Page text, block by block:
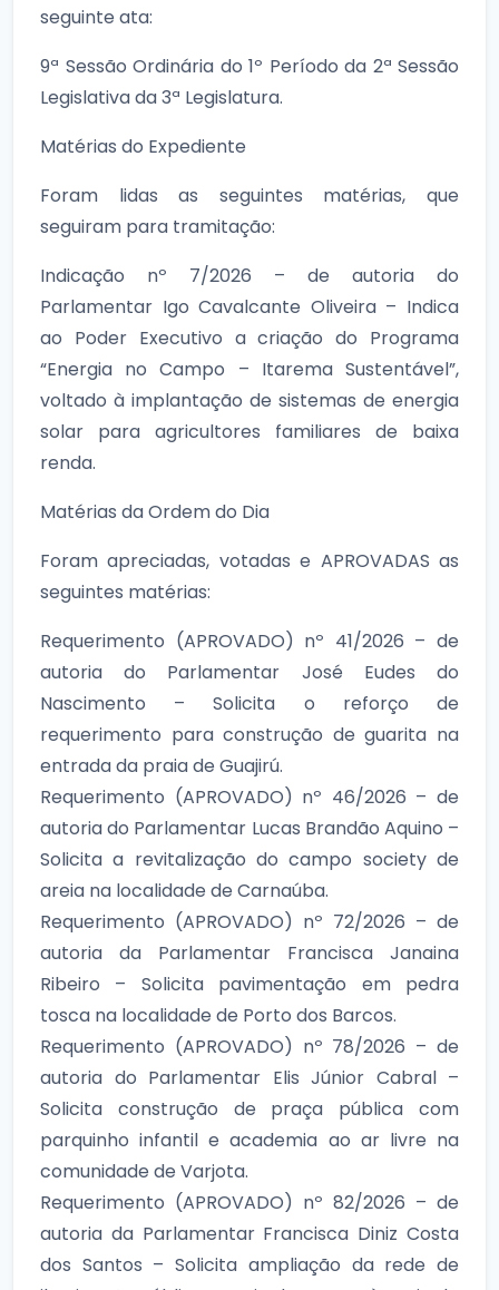
seguinte ata:
9ª Sessão Ordinária do 1º Período da 2ª Sessão
Legislativa da 3ª Legislatura.
Matérias do Expediente
Foram lidas as seguintes matérias, que
seguiram para tramitação:
Indicação nº 7/2026 – de autoria do
Parlamentar Igo Cavalcante Oliveira – Indica
ao Poder Executivo a criação do Programa
“Energia no Campo – Itarema Sustentável”,
voltado à implantação de sistemas de energia
solar para agricultores familiares de baixa
renda.
Matérias da Ordem do Dia
Foram apreciadas, votadas e APROVADAS as
seguintes matérias:
Requerimento (APROVADO) nº 41/2026 – de
autoria do Parlamentar José Eudes do
Nascimento – Solicita o reforço de
requerimento para construção de guarita na
entrada da praia de Guajirú.
Requerimento (APROVADO) nº 46/2026 – de
autoria do Parlamentar Lucas Brandão Aquino –
Solicita a revitalização do campo society de
areia na localidade de Carnaúba.
Requerimento (APROVADO) nº 72/2026 – de
autoria da Parlamentar Francisca Janaina
Ribeiro – Solicita pavimentação em pedra
tosca na localidade de Porto dos Barcos.
Requerimento (APROVADO) nº 78/2026 – de
autoria do Parlamentar Elis Júnior Cabral –
Solicita construção de praça pública com
parquinho infantil e academia ao ar livre na
comunidade de Varjota.
Requerimento (APROVADO) nº 82/2026 – de
autoria da Parlamentar Francisca Diniz Costa
dos Santos – Solicita ampliação da rede de